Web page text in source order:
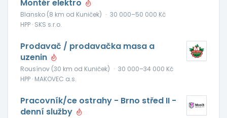
Montér elektro
Blansko (8 km od Kuniček) · 30 000–50 000 Kč
HPP · SKS s.r.o.
Prodavač / prodavačka masa a
uzenin
Rousínov (30 km od Kuniček) · 30 000–34 000 Kč
HPP · MAKOVEC a.s.
Pracovník/ce ostrahy - Brno střed II -
denní služby